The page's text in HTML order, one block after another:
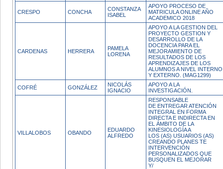
CRESPO CONCHA
CONSTANZA
ISABEL
APOYO PROCESO DE
MATRICULA ONLINE AÑO
ACADEMICO 2018
CARDENAS HERRERA
PAMELA
LORENA
APOYO A LA GESTION DEL
PROYECTO GESTION Y
DESARROLLO DE LA
DOCENCIA PARA EL
MEJORAMIENTO DE
RESULTADOS DE LOS
APRENDIZAJES DE LOS
ALUMNOS A NIVEL INTERNO
Y EXTERNO. (MAG1299)
COFRÉ GONZÁLEZ
NICOLÁS
IGNACIO
APOYO A LA
INVESTIGACIÓN.
VILLALOBOS OBANDO
EDUARDO
ALFREDO
RESPONSABLE
DE ENTREGAR ATENCIÓN
INTEGRAL EN FORMA
DIRECTA E INDIRECTA EN
EL ÁMBITO DE LA
KINESIOLOGÍA A
LOS (AS) USUARIOS (AS)
CREANDO PLANES TE
INTERVENCIÓN
PERSONALIZADOS QUE
BUSQUEN EL MEJORAR
Y/